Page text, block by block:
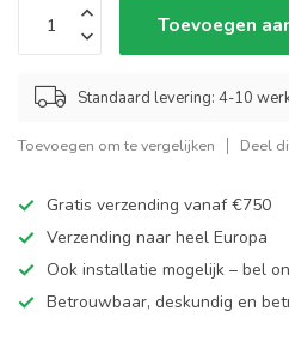
Toevoegen
Standaard levering: 4-10
Toevoegen om te vergelijken Deel
Gratis verzending vanaf €750
Verzending naar heel Europa
Ook installatie mogelijk – bel
Betrouwbaar, deskundig en